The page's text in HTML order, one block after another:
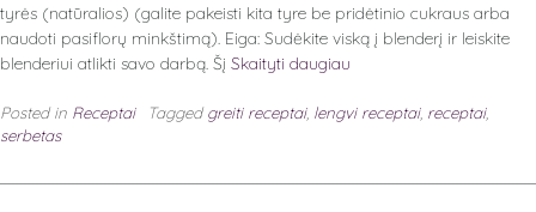
tyrės (natūralios) (galite pakeisti kita tyre be pridėtinio cukraus arba
naudoti pasiflorų minkštimą). Eiga: Sudėkite viską į blenderį ir leiskite
blenderiui atlikti savo darbą. Šį Skaityti daugiau
Posted in Receptai Taggedgreiti receptai, lengvi receptai, receptai,
serbetas